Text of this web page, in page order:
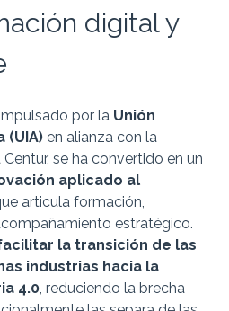
digital y
por la Unión
(UIA) en alianza con la
se ha convertido en un
aplicado al
articula formación,
estratégico.
la transición de las
industrias hacia la
4.0, reduciendo la brecha